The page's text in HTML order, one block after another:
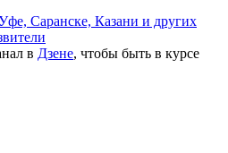
Саранске, Казани и других
в Дзене, чтобы быть в курсе